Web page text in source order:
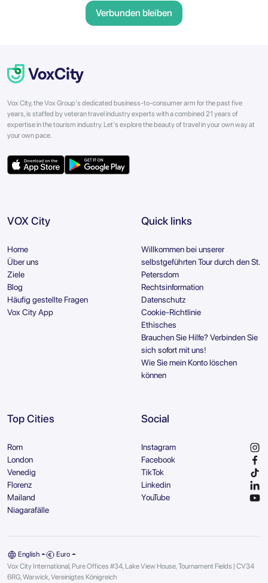
Verbunden bleiben
Vox City, the Vox Group's dedicated business-to-consumer arm for the past five
years, is staffed by veteran travel industry experts with a combined 21 years of
expertise in the tourism industry. Let's explore the beauty of travel in your own way at
your own pace.
VOX City
Home
Über uns
Ziele
Blog
Häufig gestellte Fragen
Vox City App
Quick links
Willkommen bei unserer
selbstgeführten Tour durch den St.
Petersdom
Rechtsinformation
Datenschutz
Cookie-Richtlinie
Ethisches
Brauchen Sie Hilfe? Verbinden Sie
sich sofort mit uns!
Wie Sie mein Konto löschen
können
Top Cities
Rom
London
Venedig
Florenz
Mailand
Niagarafälle
Social
Instagram
Facebook
TikTok
Linkedin
YouTube
English
Euro
Vox City International, Pure Offices #34, Lake View House, Tournament Fields | CV34
6RG, Warwick, Vereinigtes Königreich